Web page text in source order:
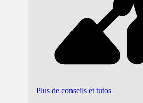
Plus de conseils et tutos